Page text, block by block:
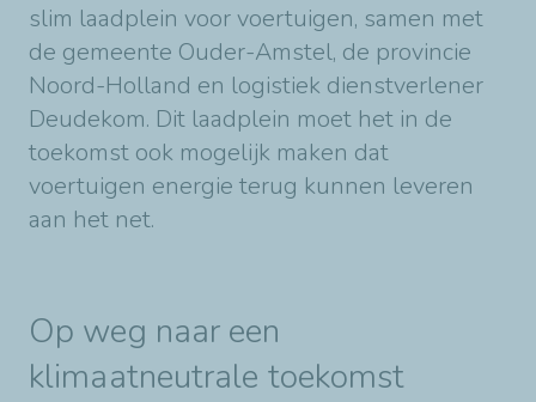
slim laadplein voor voertuigen, samen met
de gemeente Ouder-Amstel, de provincie
Noord-Holland en logistiek dienstverlener
Deudekom. Dit laadplein moet het in de
toekomst ook mogelijk maken dat
voertuigen energie terug kunnen leveren
aan het net.
Op weg naar een
klimaatneutrale toekomst